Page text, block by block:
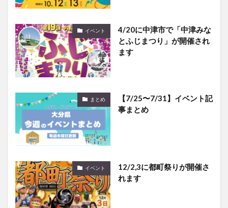
イベント
4/20に中津市で「中津みな
とふじまつり」が開催され
ます
まとめ
【7/25〜7/31】イベント記
事まとめ
イベント
12/2,3に都町祭りが開催さ
れます